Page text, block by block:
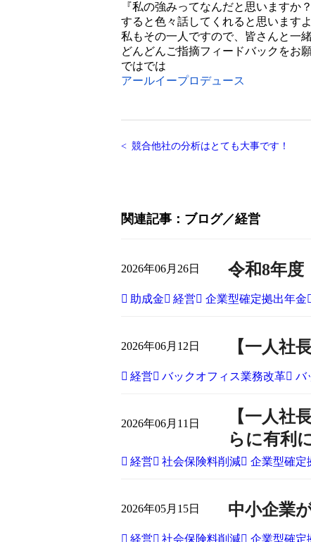
『私の強みってなんだと思いますか
すると色々話してくれると思いますよ
私もその一人ですので、皆さんと一
どんどんご指摘フィードバックをお
ではでは
アールイープロデュース
競合他社の分析はとても大事です！
関連記事 ブログ 経営
2026年06月26日 令和8年度
助成金 経営 企業型確定拠出年金
2026年06月12日 【一人社
経営 バックオフィス業務改革 バ
2026年06月11日
【一人社
らに有利
経営 社会保険料削減 企業型確定
2026年05月15日 中小企業
経営 社会保険料削減 企業型確定